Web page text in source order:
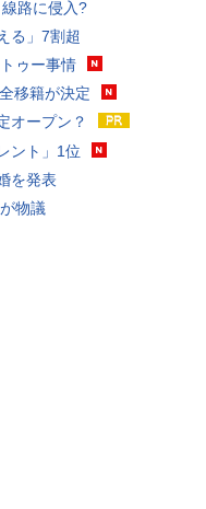
路に侵入?
る」7割超
ゥー事情
移籍が決定
オープン？
ント」1位
を発表
物議